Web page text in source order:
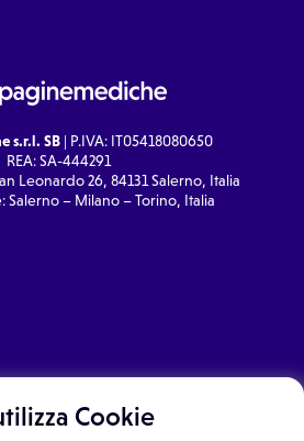
Cookie
s.r.l. SB| P.IVA: IT05418080650
REA: SA-444291
Leonardo 26, 84131 Salerno, Italia
Salerno – Milano – Torino, Italia